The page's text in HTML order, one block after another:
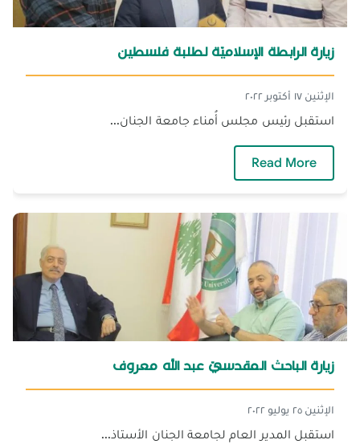
زيارة الرابطة الإسلاميّة لطلبة فلسطين
الإثنين ١٧ أكتوبر ٢٠٢٢
استقبل رئيس مجلس أُمناء جامعة الجنان...
Read More
زيارة الباحث المقدسيّ عبد الله معروف
الإثنين ٢٥ يوليو ٢٠٢٢
استقبل المدير العام لجامعة الجنان الأستاذ...